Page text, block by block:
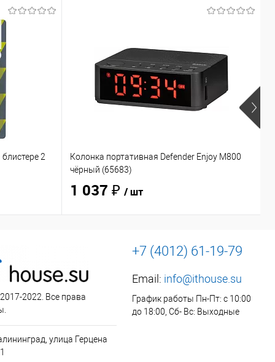
2
Колонка портативная Defender Enjoy M800
чёрный (65683)
1 037 ₽ / шт
2022. Все права
улица Герцена
+7 (4012) 61-19-79
Email: info@ithouse.su
График работы Пн-Пт: с 10:00
до 18:00, Сб- Вс: Выходные